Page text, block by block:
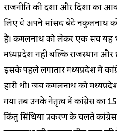
राजनीति की दशा और दिशा का
लिए वे अपने सांसद बेटे नकुलनाथ
हैं। कमलनाथ को लेकर एक सच यह
मध्यप्रदेश नही बल्कि राजस्थान और
इसके पहले लगातार मध्यप्रदेश में
हारी थी। जब कमलनाथ को
गया तब उनके नेतृत्व में कांग्रेस का
किंतु सिंधिया प्रकरण के चलते